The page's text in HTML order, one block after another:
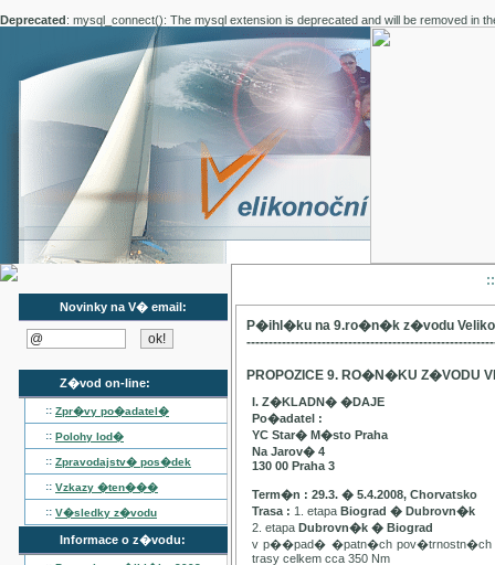
Deprecated: mysql_connect(): The mysql extension is deprecated and will be removed in
Novinky na V� email:
Z�vod on-line:
:: Zpr�vy po�adatel�
:: Polohy lod�
:: Zpravodajstv� pos�dek
:: Vzkazy �ten���
:: V�sledky z�vodu
Informace o z�vodu:
P�ihl�ku na 9.ro�n�k z�vodu
PROPOZICE 9. RO�N�KU Z�VODU
I. Z�KLADN� �DAJE
Po�adatel :
YC Star� M�sto Praha
Na Jarov� 4
130 00 Praha 3
Term�n : 29.3. � 5.4.2008, Chorvatsko
Trasa : 1. etapa Biograd � Dubrovn�k
2. etapa Dubrovn�k � Biograd
v p��pad� �patn�ch pov�trnostn�ch
trasy celkem cca 350 Nm